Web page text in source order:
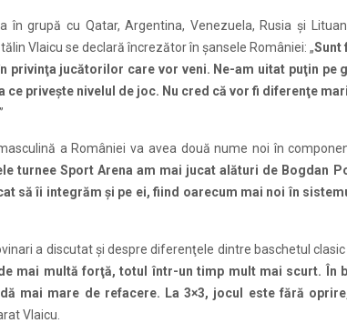
în grupă cu Qatar, Argentina, Venezuela, Rusia şi
Vlaicu se declară încrezător în şansele României: „Sunt
privinţa jucătorilor care vor veni. Ne-am uitat puţin pe
ce priveşte nivelul de joc. Nu cred că vor fi diferenţe
”
a României va avea două nume noi în
turnee Sport Arena am mai jucat alături de Bogdan
să îi integrăm şi pe ei, fiind oarecum mai noi în
a discutat şi despre diferenţele dintre baschetul clasic
mai multă forţă, totul într-un timp mult mai scurt. În
mai mare de refacere. La 3×3, jocul este fără
Vlaicu.